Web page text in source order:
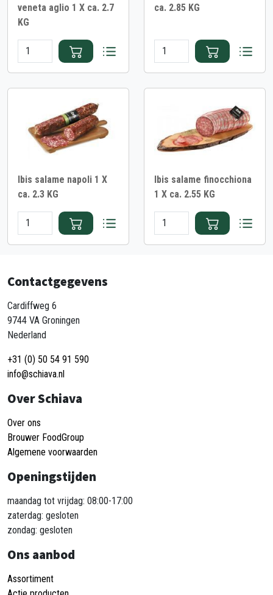
veneta aglio 1 X ca. 2.7
KG
ca. 2.85 KG
Ibis salame napoli 1 X
ca. 2.3 KG
Ibis salame finocchiona
1 X ca. 2.55 KG
Contactgegevens
Cardiffweg 6
9744 VA Groningen
Nederland
+31 (0) 50 54 91 590
info@schiava.nl
Over Schiava
Over ons
Brouwer FoodGroup
Algemene voorwaarden
Openingstijden
maandag tot vrijdag: 08:00-17:00
zaterdag: gesloten
zondag: gesloten
Ons aanbod
Assortiment